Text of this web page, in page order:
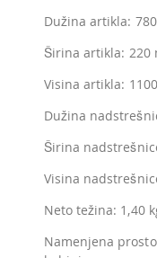
Dužina artikla:
Širina artikla: 220
Visina artikla:
Dužina
Širina
Visina
Neto težina: 1,40
Namenjena